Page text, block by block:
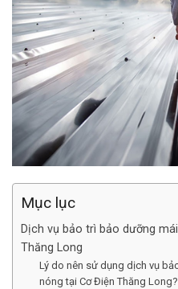
Mục lục
Dịch vụ bảo trì bảo dưỡng
Thăng Long
Lý do nên sử dụng dịch vụ
nóng tại Cơ Điện Thăng Long?